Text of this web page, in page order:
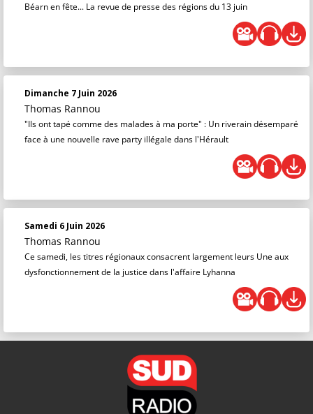
Béarn en fête... La revue de presse des régions du 13 juin
Dimanche 7 Juin 2026
Thomas Rannou
"Ils ont tapé comme des malades à ma porte" : Un riverain désemparé
face à une nouvelle rave party illégale dans l'Hérault
Samedi 6 Juin 2026
Thomas Rannou
Ce samedi, les titres régionaux consacrent largement leurs Une aux
dysfonctionnement de la justice dans l'affaire Lyhanna